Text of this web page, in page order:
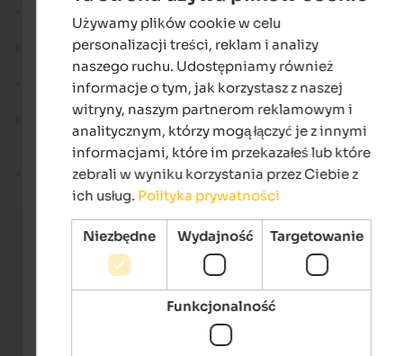
View of Vernagt reservoir
Enjoy the fantastic view of Vernagt reservoir in Schnals
Tourismusverein Schnalstal - Thomas Grüner
zależności od padania światła
Ulubione zajęcia:Wędrówki, spacery, fotografia,
wędkarstwo (z licencją)
Dostępność: Bezpośredni dojazd samochodem lub
autobusem
Plan filmowy:Wielokrotnie służyło jako nastrojowe tło dla
filmów telewizyjnych i dokumentalnych o Południowym
Tyrolu, np. dla filmu fabularnego "The Dark Valley".
Włoska nazwa:Lago di Vernago
Używamy plików cookie w celu
personalizacji treści, reklam i analizy
naszego ruchu. Udostępniamy również
informacje o tym, jak korzystasz z naszej
witryny, naszym partnerom reklamowym i
analitycznym, którzy mogą łączyć je z innymi
informacjami, które im przekazałeś lub które
zebrali w wyniku korzystania przez Ciebie z
ich usług. Polityka prywatności
Niezbędne Wydajność Targetowanie
Funkcjonalność